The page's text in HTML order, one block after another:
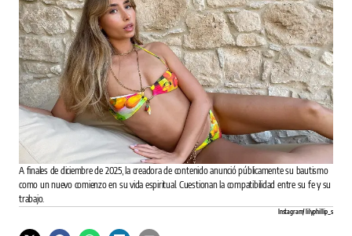
A finales de diciembre de 2025, la creadora de contenido anunció públicamente su bautismo
como un nuevo comienzo en su vida espiritual. Cuestionan la compatibilidad entre su fe y su
trabajo.
Instagram/ lilyphillip_s